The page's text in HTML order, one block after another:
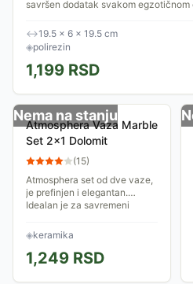
savršen dodatak svakom
↔19.5 × 6 × 19.5 cm
◈polirezin
1,199 RSD
Nema na stanju
Atmosphera Vaza Marble
Set 2x1 Dolomit
(15)
Atmosphera set od dve vaze,
je prefinjen i elegantan.
Idealan je za savremeni
Sa mermernim efektom, ove
dve...
◈keramika
1,249 RSD